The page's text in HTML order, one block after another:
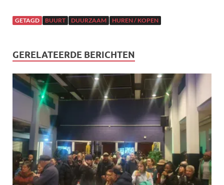
GETAGD BUURT DUURZAAM HUREN / KOPEN
GERELATEERDE BERICHTEN